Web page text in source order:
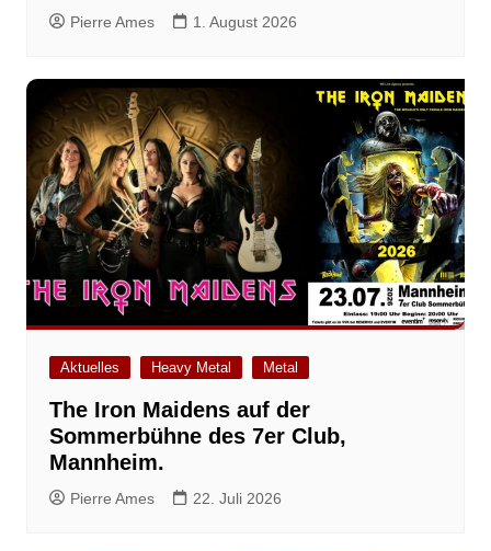
Pierre Ames 1. August 2026
Aktuelles Heavy Metal Metal
The Iron Maidens auf der
Sommerbühne des 7er Club,
Mannheim.
Pierre Ames 22. Juli 2026